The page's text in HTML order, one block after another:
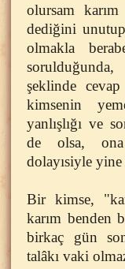
olursam
dediğini
olmakla
şeklinde
kimsenin
yanlışlığı ve
de olsa, ona
dolayısiyle
Bir kimse,
karım benden
birkaç gün
talâkı vaki